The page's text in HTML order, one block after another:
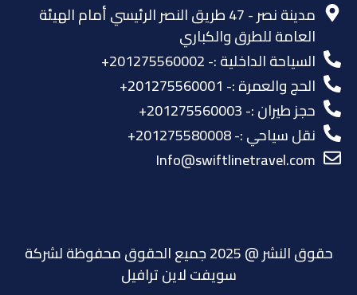
مدينة نصر - 47 طريق النصر الرئيسي أمام الهيئة
العامة للطرق والكباري
السياحة الداخلية :- 201275560002+
الحج والعمرة :- 201275560001+
حجز طيران :- 201275560003+
نقل سياحي :- 201275580008+
Info@swiftlinetravel.com
حقوق النشر @ 2025 جميع الحقوق محفوظة لشركة
سويفت لاين ترافيل